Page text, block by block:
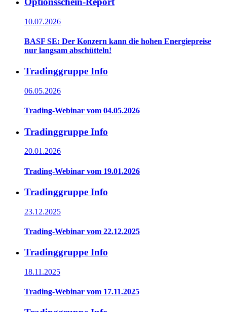
10.07.2026
BASF SE: Der Konzern kann die hohen Energiepreise
nur langsam abschütteln!
Tradinggruppe Info
06.05.2026
Trading-Webinar vom 04.05.2026
Tradinggruppe Info
20.01.2026
Trading-Webinar vom 19.01.2026
Tradinggruppe Info
23.12.2025
Trading-Webinar vom 22.12.2025
Tradinggruppe Info
18.11.2025
Trading-Webinar vom 17.11.2025